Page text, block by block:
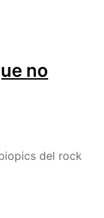
no
del rock